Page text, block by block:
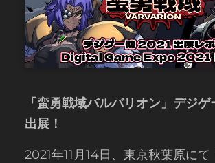
「蛮勇戦域バルバリオン」デジ
出展！
2021年11月14日、東京秋葉原にて